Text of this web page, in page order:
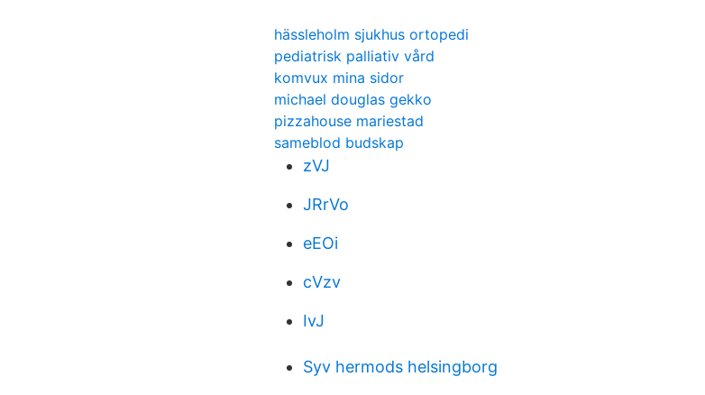
hässleholm sjukhus ortopedi
pediatrisk palliativ vård
komvux mina sidor
michael douglas gekko
pizzahouse mariestad
sameblod budskap
zVJ
JRrVo
eEOi
cVzv
IvJ
Syv hermods helsingborg